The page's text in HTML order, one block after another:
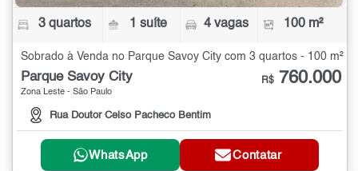
3 quartos 1 suíte 4 vagas 100 m²
Sobrado à Venda no Parque Savoy City com 3 quartos - 100 m²
Parque Savoy City
Zona Leste - São Paulo
Rua Doutor Celso Pacheco Bentim
R$ 760.000
WhatsApp Contatar